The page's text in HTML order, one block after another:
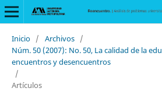
Inicio / Archivos /
Núm. 50 (2007): No. 50, La calidad de la
encuentros y desencuentros
/
Artículos